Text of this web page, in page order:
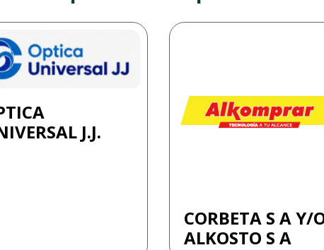
J.J.
CORBETA S A Y/
ALKOSTO S A